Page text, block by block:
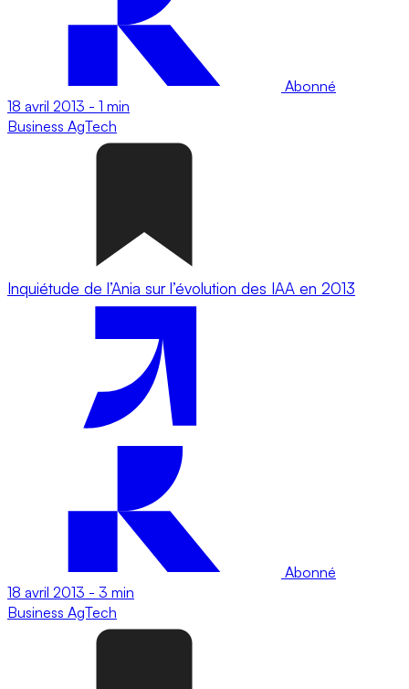
Abonné
18 avril 2013 - 1 min
Business AgTech
Inquiétude de l’Ania sur l’évolution des IAA en 2013
Abonné
18 avril 2013 - 3 min
Business AgTech